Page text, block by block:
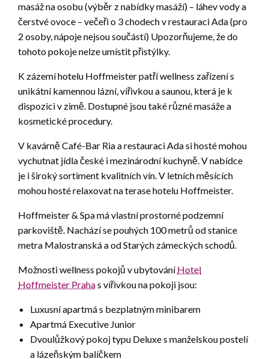
masáž na osobu (výběr z nabídky masáží) – láhev vody a
čerstvé ovoce – večeři o 3 chodech v restauraci Ada (pro
2 osoby, nápoje nejsou součástí) Upozorňujeme, že do
tohoto pokoje nelze umístit přistýlky.
K zázemí hotelu Hoffmeister patří wellness zařízení s
unikátní kamennou lázní, vířivkou a saunou, která je k
dispozici v zimě. Dostupné jsou také různé masáže a
kosmetické procedury.
V kavárně Café-Bar Ria a restauraci Ada si hosté mohou
vychutnat jídla české i mezinárodní kuchyně. V nabídce
je i široký sortiment kvalitních vín. V letních měsících
mohou hosté relaxovat na terase hotelu Hoffmeister.
Hoffmeister & Spa má vlastní prostorné podzemní
parkoviště. Nachází se pouhých 100 metrů od stanice
metra Malostranská a od Starých zámeckých schodů.
Možnosti wellness pokojů v ubytováníHotel
Hoffmeister Prahas vířivkou na pokoji jsou:
Luxusní apartmá s bezplatným minibarem
Apartmá Executive Junior
Dvoulůžkový pokoj typu Deluxe s manželskou postelí
a lázeňským balíčkem